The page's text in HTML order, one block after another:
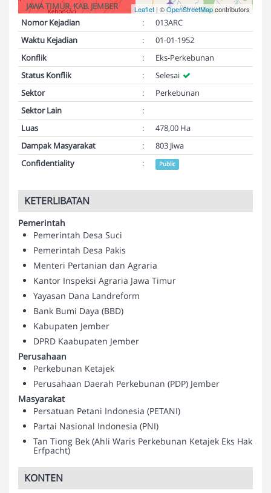
Leaflet | ©OpenStreetMapcontributors
JAWA TIMUR, KAB. JEMBER
Nomor Kejadian
:
013ARC
Waktu Kejadian
:
01-01-1952
Konflik
:
Eks-Perkebunan
Status Konflik
:
Selesai
Sektor
:
Perkebunan
Sektor Lain
:
Luas
:
478,00 Ha
Dampak Masyarakat
:
803 Jiwa
Confidentiality
: Public
KETERLIBATAN
Pemerintah
Pemerintah Desa Suci
Pemerintah Desa Pakis
Menteri Pertanian dan Agraria
Kantor Inspeksi Agraria Jawa Timur
Yayasan Dana Landreform
Bank Bumi Daya (BBD)
Kabupaten Jember
DPRD Kaabupaten Jember
Perusahaan
Perkebunan Ketajek
Perusahaan Daerah Perkebunan (PDP) Jember
Masyarakat
Persatuan Petani Indonesia (PETANI)
Partai Nasional Indonesia (PNI)
Tan Tiong Bek (Ahli Waris Perkebunan Ketajek Eks Hak
Erfpacht)
KONTEN